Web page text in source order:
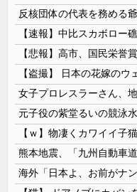
元子役の紫堂るいの競泳
【ｗ】物凄くカワイイ子